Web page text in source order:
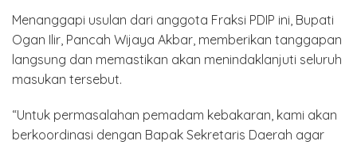
Menanggapi usulan dari anggota Fraksi PDIP ini, Bupati
Ogan Ilir, Pancah Wijaya Akbar, memberikan tanggapan
langsung dan memastikan akan menindaklanjuti seluruh
masukan tersebut.
“Untuk permasalahan pemadam kebakaran, kami akan
berkoordinasi dengan Bapak Sekretaris Daerah agar